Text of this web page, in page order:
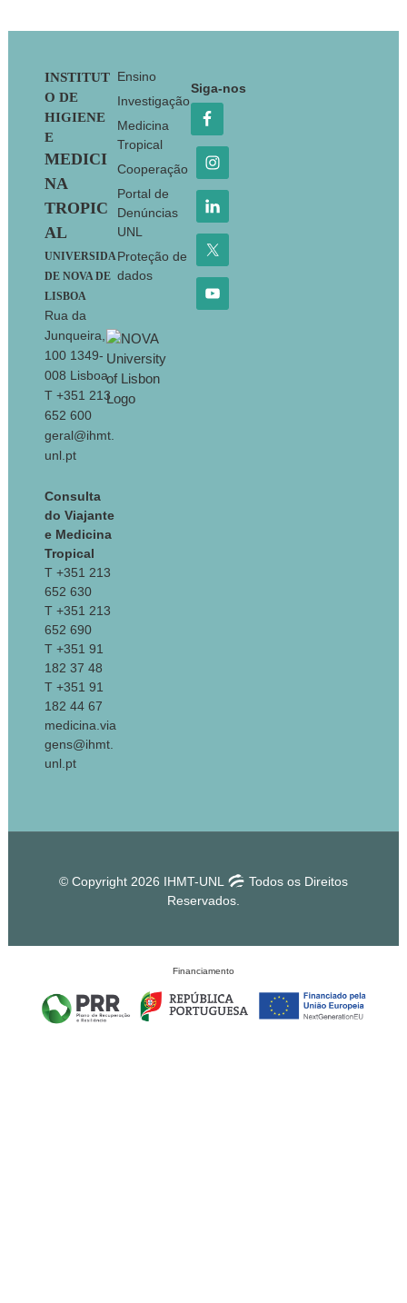
Footer
INSTITUT
O DE
HIGIENE
E
MEDICI
NA
TROPIC
AL
UNIVERSIDA
DE NOVA DE
LISBOA
Rua da
Junqueira,
100 1349-
008 Lisboa
T +351 213
652 600
geral@ihmt.
unl.pt
Consulta
do Viajante
e Medicina
Tropical
T +351 213
652 630
T +351 213
652 690
T +351 91
182 37 48
T +351 91
182 44 67
medicina.via
gens@ihmt.
unl.pt
Ensino
Investigação
Medicina
Tropical
Cooperação
Portal de
Denúncias
UNL
Proteção de
dados
Siga-nos
© Copyright 2026 IHMT-UNL
Todos os Direitos
Reservados.
Financiamento